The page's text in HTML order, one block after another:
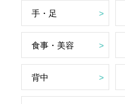
手・足
食事・美容
背中